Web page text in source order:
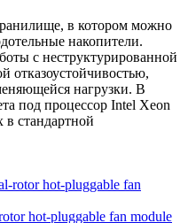
в котором можно
накопители.
с неструктурированной
отказоустойчивостью,
нагрузки. В
под процессор Intel Xeon
стандартной
hot-pluggable fan module